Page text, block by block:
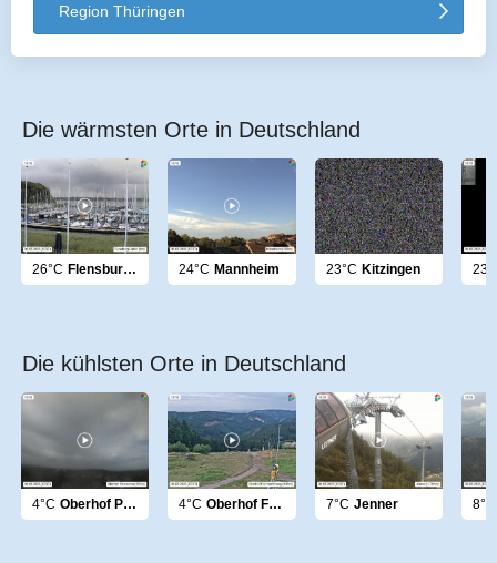
Region Thüringen
Die wärmsten Orte in Deutschland
26°C Flensburg Hafen 24°C Mannheim 23°C Kitzingen
Die kühlsten Orte in Deutschland
4°C Oberhof Panorama 4°C Oberhof Fallnbachhang 7°C Jenner 8°C